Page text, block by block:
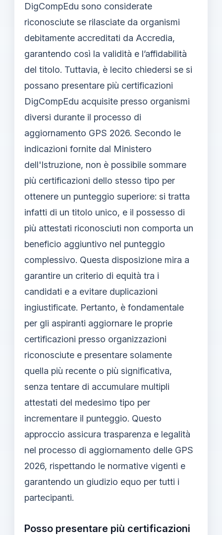
DigCompEdu sono considerate
riconosciute se rilasciate da organismi
debitamente accreditati da Accredia,
garantendo così la validità e l’affidabilità
del titolo. Tuttavia, è lecito chiedersi se si
possano presentare più certificazioni
DigCompEdu acquisite presso organismi
diversi durante il processo di
aggiornamento GPS 2026. Secondo le
indicazioni fornite dal Ministero
dell'Istruzione, non è possibile sommare
più certificazioni dello stesso tipo per
ottenere un punteggio superiore: si tratta
infatti di un titolo unico, e il possesso di
più attestati riconosciuti non comporta un
beneficio aggiuntivo nel punteggio
complessivo. Questa disposizione mira a
garantire un criterio di equità tra i
candidati e a evitare duplicazioni
ingiustificate. Pertanto, è fondamentale
per gli aspiranti aggiornare le proprie
certificazioni presso organizzazioni
riconosciute e presentare solamente
quella più recente o più significativa,
senza tentare di accumulare multipli
attestati del medesimo tipo per
incrementare il punteggio. Questo
approccio assicura trasparenza e legalità
nel processo di aggiornamento delle GPS
2026, rispettando le normative vigenti e
garantendo un giudizio equo per tutti i
partecipanti.
Posso presentare più certificazioni